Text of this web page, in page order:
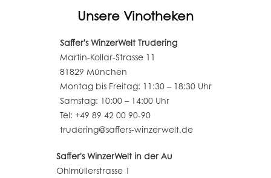
Unsere Vinotheken
Saffer's WinzerWelt Trudering
Martin-Kollar-Strasse 11
81829 München
Montag bis Freitag: 11:30 – 18:30 Uhr
Samstag: 10:00 – 14:00 Uhr
Tel: +49 89 42 00 90-90
trudering@saffers-winzerwelt.de
Saffer's WinzerWelt in der Au
Ohlmüllerstrasse 1